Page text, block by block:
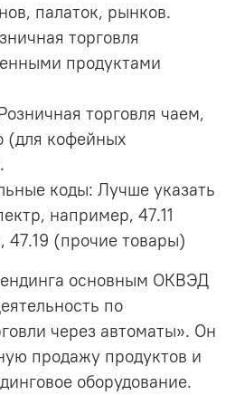
палаток, рынков.
торговля
продуктами
торговля чаем,
(для кофейных
коды: Лучше указать
например, 47.11
47.19 (прочие товары)
основным ОКВЭД
по
через автоматы». Он
продажу продуктов и
оборудование.